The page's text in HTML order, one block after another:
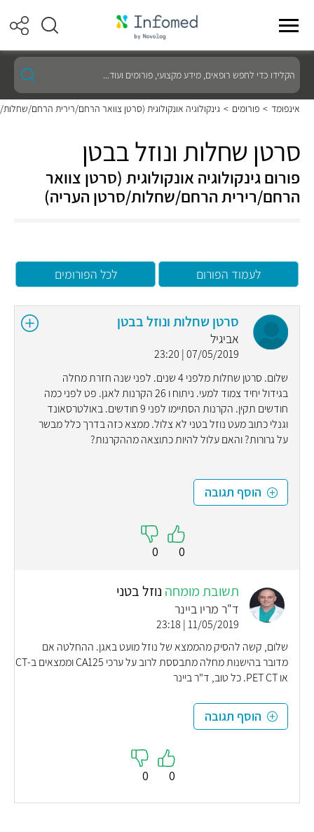
הקלידו
כדי
לחפש
רופאים,
מידע
ועוד...
אינפומד > פורומים > גינקולוגיה אונקולוגית (סרטן צוואר הרחם/רירית הרחם/
סרטן שחלות ונוזל בבטן
פורום גינקולוגיה אונקולוגית (סרטן צוואר
הרחם/רירית הרחם/שחלות/סרטן העריה)
לעמוד הפורום לכל הפורומים
סרטן שחלות ונוזל בבטן
אביגיל
07/05/2019 | 23:20
שלום. סרטן שחלות מלפני 4 שנים. לפני שנה חזרת מחלה
בגידול יחיד צמוד למעי. ניתוח ו 26 הקרנות לאגן. פט לפני כמה
חודשים תקין. הקרנות הסתיימו לפני 9 חודשים. באולטרסאונד
וגנלי כתוב מעט נוזל בטני לא צלול. ממצא כזה בדרך כלל מבשר
על גרורות? והאם עלול להיות כתוצאה מההקרנות?
הוסף תגובה
0
0
תשובת מומחה נוזל בטני
ד"ר מריו ביינר
11/05/2019 | 23:18
שלום, קשה להסיק מהממצא של נוזל מועט באגן. ההחלטה אם
מדובר בהישנות מחלה מתבססת לרוב על ערכי CA125 וממצאים ב-CT
או PET CT. כל טוב, ד"ר ביינר
הוסף תגובה
0
0